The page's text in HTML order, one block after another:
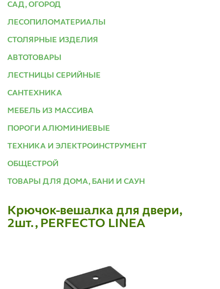
САД, ОГОРОД
ЛЕСОПИЛОМАТЕРИАЛЫ
СТОЛЯРНЫЕ ИЗДЕЛИЯ
АВТОТОВАРЫ
ЛЕСТНИЦЫ СЕРИЙНЫЕ
САНТЕХНИКА
МЕБЕЛЬ ИЗ МАССИВА
ПОРОГИ АЛЮМИНИЕВЫЕ
ТЕХНИКА И ЭЛЕКТРОИНСТРУМЕНТ
ОБЩЕСТРОЙ
ТОВАРЫ ДЛЯ ДОМА, БАНИ И САУН
Крючок-вешалка для двери,
2шт., PERFECTO LINEA